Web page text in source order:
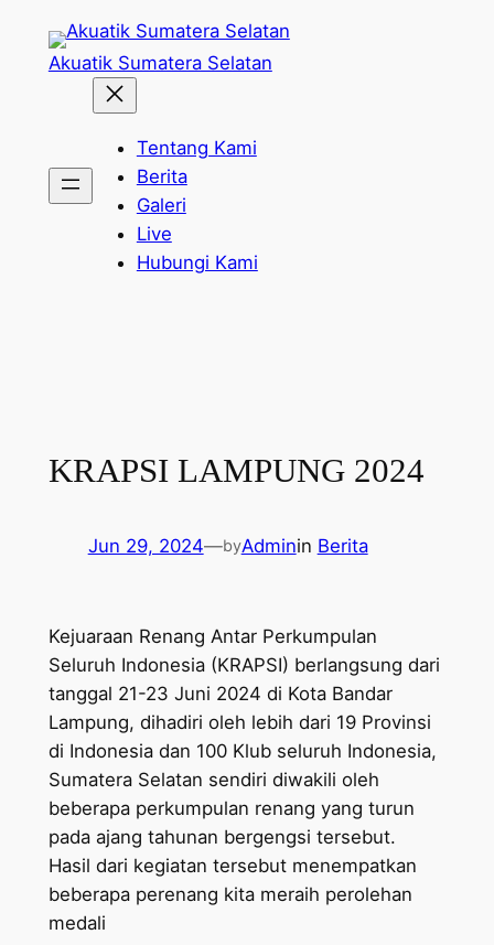
Akuatik Sumatera Selatan
Tentang Kami
Berita
Galeri
Live
Hubungi Kami
KRAPSI LAMPUNG 2024
Jun 29, 2024—byAdminin Berita
Kejuaraan Renang Antar Perkumpulan
Seluruh Indonesia (KRAPSI) berlangsung dari
tanggal 21-23 Juni 2024 di Kota Bandar
Lampung, dihadiri oleh lebih dari 19 Provinsi
di Indonesia dan 100 Klub seluruh Indonesia,
Sumatera Selatan sendiri diwakili oleh
beberapa perkumpulan renang yang turun
pada ajang tahunan bergengsi tersebut.
Hasil dari kegiatan tersebut menempatkan
beberapa perenang kita meraih perolehan
medali